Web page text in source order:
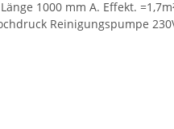
1000 mm A. Effekt.
Reinigungspumpe